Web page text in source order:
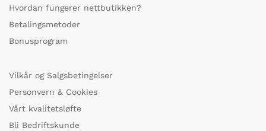
Hvordan fungerer nettbutikken?
Betalingsmetoder
Bonusprogram
Vilkår og Salgsbetingelser
Personvern & Cookies
Vårt kvalitetsløfte
Bli Bedriftskunde